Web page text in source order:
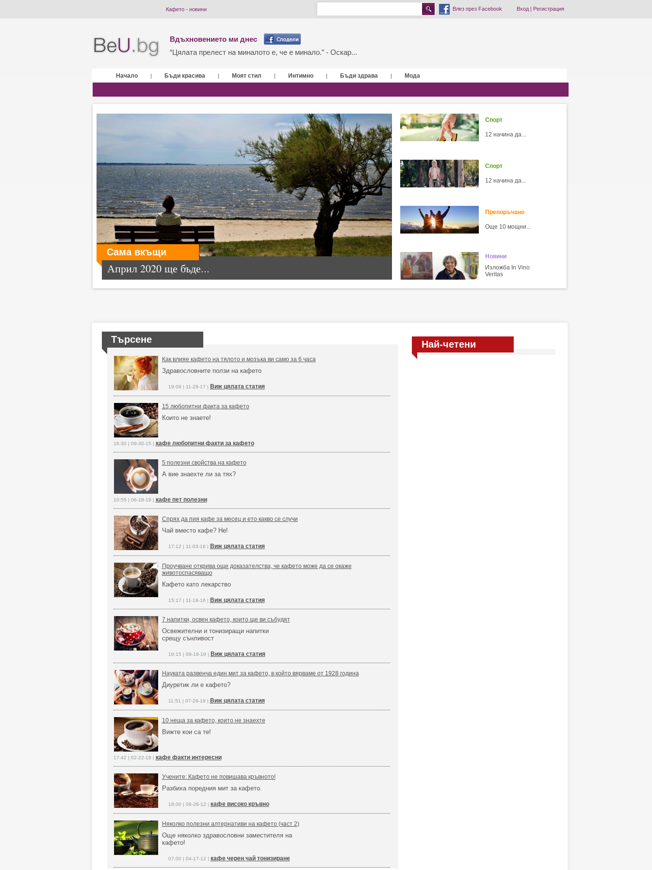
Кафето - новини Влез през Facebook Вход| Регистрация
Вдъхновението ми днес
“Цялата прелест на миналото е, че е минало.” - Оскар...
Начало | Бъди красива | Моят стил | Интимно | Бъди здрава | Мода
Сама вкъщи
Април 2020 ще бъде...
Спорт
12 начина да...
Спорт
12 начина да...
Препоръчано
Още 10 мощни...
Новини
Изложба In Vino
Veritas
Търсене
Как влияе кафето на тялото и мозъка ви само за 6 часа
Здравословните ползи на кафето
19:09 | 11-29-17 | Виж цялата статия
15 любопитни факта за кафето
Които не знаете!
16:30 | 09-30-15 | кафе любопитни факти за кафето
5 полезни свойства на кафето
А вие знаехте ли за тях?
10:55 | 06-18-19 | кафе пет полезни
Спрях да пия кафе за месец и ето какво се случи
Чай вместо кафе? Не!
17:12 | 11-03-16 | Виж цялата статия
Проучване открива още доказателства, че кафето може да се окаже
животоспасяващо
Кафето като лекарство
15:17 | 11-18-16 | Виж цялата статия
7 напитки, освен кафето, които ще ви събудят
Освежителни и тонизиращи напитки
срещу сънливост
19:15 | 09-19-19 | Виж цялата статия
Науката развенча един мит за кафето, в който вярваме от 1928 година
Диуретик ли е кафето?
11:51 | 07-26-19 | Виж цялата статия
10 неща за кафето, които не знаехте
Вижте кои са те!
17:42 | 02-22-19 | кафе факти интересни
Учените: Кафето не повишава кръвното!
Разбиха поредния мит за кафето.
18:00 | 06-28-12 | кафе високо кръвно
Няколко полезни алтернативи на кафето (част 2)
Още няколко здравословни заместителя на
кафето!
07:00 | 04-17-12 | кафе черен чай тонизиране
Най-четени